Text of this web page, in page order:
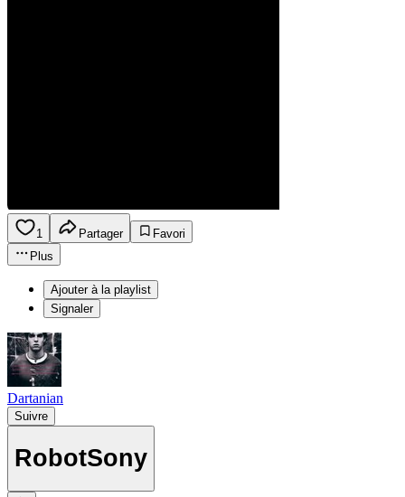
1 Partager
Favori
Plus
Ajouter à la playlist
Signaler
Dartanian
Suivre
RobotSony